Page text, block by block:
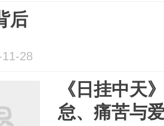
后
28
《日挂中天
怠、痛苦与